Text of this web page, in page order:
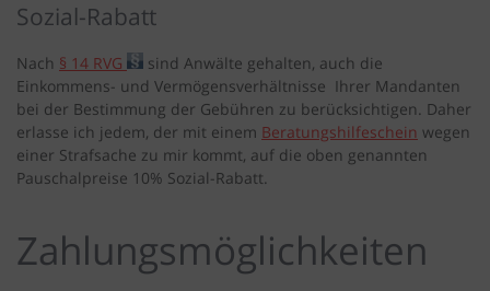
Sozial-Rabatt
Nach § 14 RVG
sind Anwälte gehalten, auch die
Einkommens- und Vermögensverhältnisse Ihrer Mandanten
bei der Bestimmung der Gebühren zu berücksichtigen. Daher
erlasse ich jedem, der mit einem Beratungshilfeschein wegen
einer Strafsache zu mir kommt, auf die oben genannten
Pauschalpreise 10% Sozial-Rabatt.
Zahlungsmöglichkeiten